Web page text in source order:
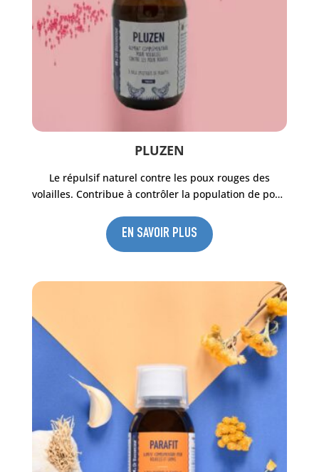
PLUZEN
Le répulsif naturel contre les poux rouges des
volailles. Contribue à contrôler la population de poux
complémentaire pour poules, pigeons et volailles à
base d’extraits de plantes et d’huiles essentielles
EN SAVOIR PLUS